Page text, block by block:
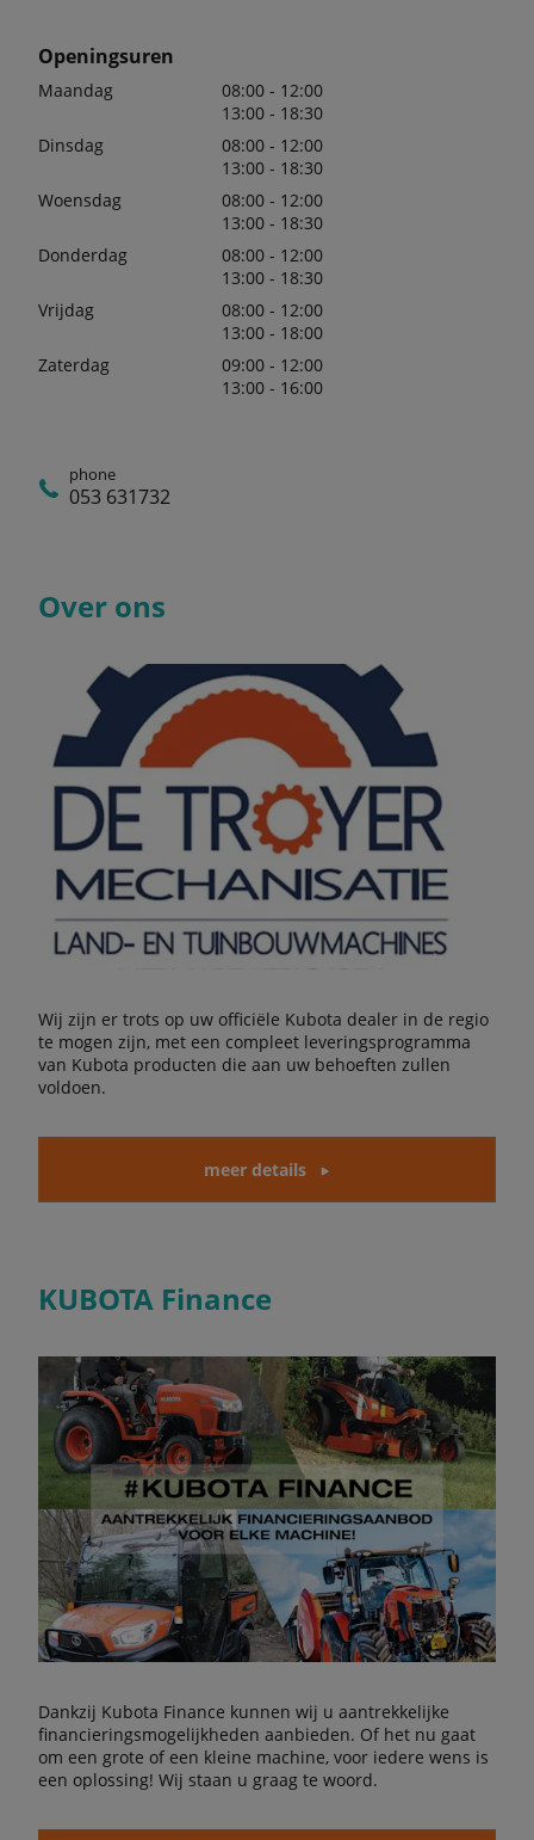
Openingsuren
Maandag
08:00 - 12:00
13:00 - 18:30
Dinsdag
08:00 - 12:00
13:00 - 18:30
Woensdag
08:00 - 12:00
13:00 - 18:30
Donderdag
08:00 - 12:00
13:00 - 18:30
Vrijdag
08:00 - 12:00
13:00 - 18:00
Zaterdag
09:00 - 12:00
13:00 - 16:00
phone
053 631732
Over ons
Wij zijn er trots op uw officiële Kubota dealer in de regio
te mogen zijn, met een compleet leveringsprogramma
van Kubota producten die aan uw behoeften zullen
voldoen.
meer details
KUBOTA Finance
Dankzij Kubota Finance kunnen wij u aantrekkelijke
financieringsmogelijkheden aanbieden. Of het nu gaat
om een grote of een kleine machine, voor iedere wens is
een oplossing! Wij staan u graag te woord.